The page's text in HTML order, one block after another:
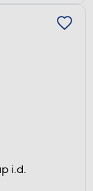
i.d.